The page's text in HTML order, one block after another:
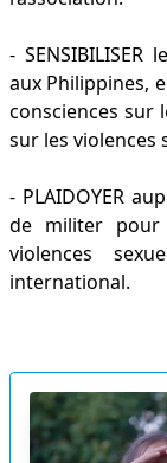
-
aux Philippines,
consciences sur
sur les violences
- PLAIDOYER
de militer pour
violences
international.